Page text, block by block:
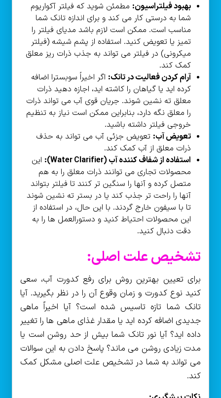
بهبود فیلتراسیون: مطمئن شوید که فیلتر آکواریوم
شما به درستی کار می کند و برای اندازه تانک شما
مناسب است. ممکن است لازم باشد مدیای فیلتر را
تمیز یا تعویض کنید. استفاده از پشم شیشه (فیلتر
میکرونی) در فیلتر می تواند به جذب ذرات ریز معلق
کمک کند.
آرام کردن فعالیت در تانک: اگر اخیراً سوبسترا اضافه
کرده اید یا گیاهان را کاشته اید، اجازه دهید ذرات
معلق ته نشین شوند. جریان قوی آب می تواند ذرات
را معلق نگه دارد، بنابراین ممکن است نیاز به تنظیم
خروجی فیلتر داشته باشید.
تعویض آب: تعویض جزئی آب می تواند به حذف
ذرات معلق از آب کمک کند.
استفاده از شفاف کننده آب (Water Clarifier):
این
محصولات تجاری می توانند ذرات معلق را به هم
متصل کرده و آنها را سنگین تر کنند تا فیلتر بتواند
آنها را راحت تر جذب کند یا در بستر ته نشین شوند
تا با سیفون خارج گردند. با این حال، در استفاده از
این محصولات احتیاط کنید و دستورالعمل ها را به
دقت دنبال کنید.
تشخیص علت اصلی:
برای تعیین بهترین روش برای رفع کدورت آب، سعی
کنید نوع کدورت و زمان وقوع آن را در نظر بگیرید. آیا
تانک شما تازه تاسیس شده است؟ آیا اخیراً ماهی
جدیدی اضافه کرده اید یا مقدار غذای ماهی ها را تغییر
داده اید؟ آیا نور تانک شما بیش از حد روشن است یا
مدت زیادی روشن می ماند؟ پاسخ دادن به این سوالات
می تواند به شما در تشخیص علت اصلی مشکل کمک
کند.